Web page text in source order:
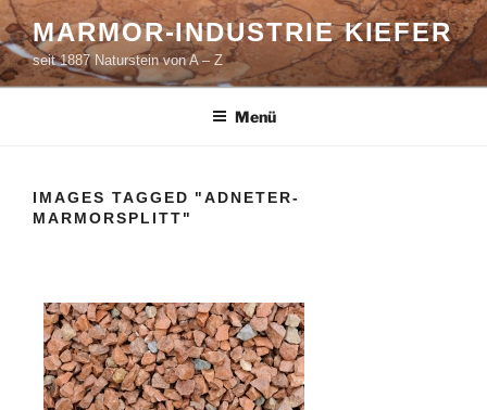
Zum
Inhalt
springen
MARMOR-INDUSTRIE KIEFER
seit 1887 Naturstein von A – Z
Menü
IMAGES TAGGED "ADNETER-
MARMORSPLITT"